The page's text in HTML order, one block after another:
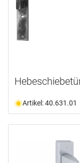
Artikel: 40.631.01